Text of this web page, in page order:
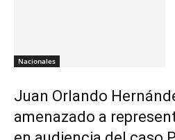
Nacionales
Juan Orlando
amenazado a